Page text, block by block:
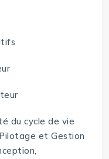
du cycle de vie
et Gestion